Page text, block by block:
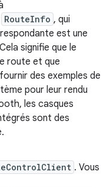
RouteInfo , qui
est une
signifie que le
route et que
des exemples de
pour leur rendu
les casques
sont des
. Vous